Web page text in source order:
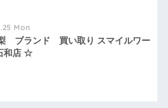
Mon
ランド 買い取り スマイルワー
和店 ☆